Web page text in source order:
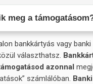
meg a
bankkártyás vagy
választhatsz.
azonnal
számlálóban.